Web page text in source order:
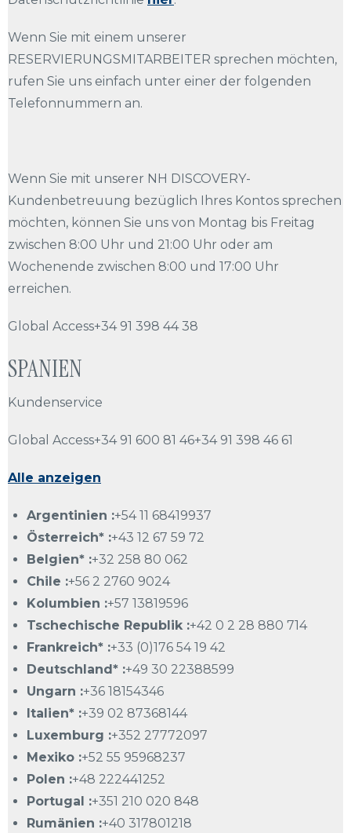
Wenn Sie mit einem unserer
RESERVIERUNGSMITARBEITER sprechen möchten,
rufen Sie uns einfach unter einer der folgenden
Telefonnummern an.
Wenn Sie mit unserer NH DISCOVERY-
Kundenbetreuung bezüglich Ihres Kontos sprechen
möchten, können Sie uns von Montag bis Freitag
zwischen 8:00 Uhr und 21:00 Uhr oder am
Wochenende zwischen 8:00 und 17:00 Uhr
erreichen.
Global Access+34 91 398 44 38
SPANIEN
Kundenservice
Global Access+34 91 600 81 46+34 91 398 46 61
Alle anzeigen
Argentinien :+54 11 68419937
Österreich* :+43 12 67 59 72
Belgien* :+32 258 80 062
Chile :+56 2 2760 9024
Kolumbien :+57 13819596
Tschechische Republik :+42 0 2 28 880 714
Frankreich* :+33 (0)176 54 19 42
Deutschland* :+49 30 22388599
Ungarn :+36 18154346
Italien* :+39 02 87368144
Luxemburg :+352 27772097
Mexiko :+52 55 95968237
Polen :+48 222441252
Portugal :+351 210 020 848
Rumänien :+40 317801218